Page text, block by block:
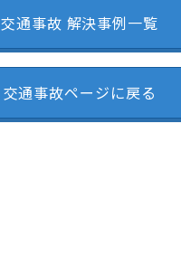
交通事故 解決事例一覧
交通事故ページに戻る